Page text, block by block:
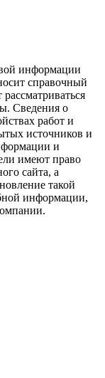
информации
справочный
Сведения о
работ и
источников и
и
имеют право
сайта, а
такой
информации,